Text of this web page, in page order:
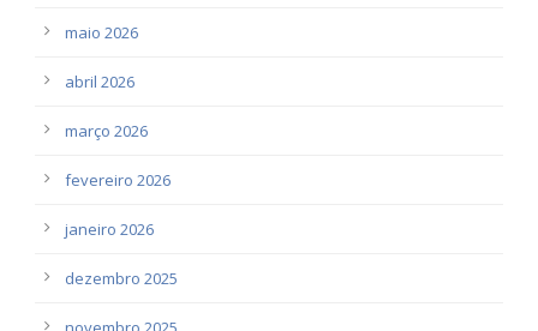
maio 2026
abril 2026
março 2026
fevereiro 2026
janeiro 2026
dezembro 2025